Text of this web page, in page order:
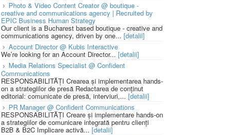
Photo & Video Content Creator @ boutique -
creative and communications agency | Recruited by
EPIC Business Human Strategy
Our client is a Bucharest based boutique - creative and
communications agency, driven by one... [detalii]
Account Director @ Kubis Interactive
We’re looking for an Account Director... [detalii]
Media Relations Specialist @ Confident
Communications
RESPONSABILITĂȚI Crearea și implementarea hands-
on a strategiilor de presă Redactarea de conținut
editorial: comunicate de presă, interviuri,... [detalii]
PR Manager @ Confident Communications
RESPONSABILITĂȚI Creare și implementare hands-on
a strategiilor de comunicare integrată pentru clienți
B2B & B2C Implicare activă... [detalii]